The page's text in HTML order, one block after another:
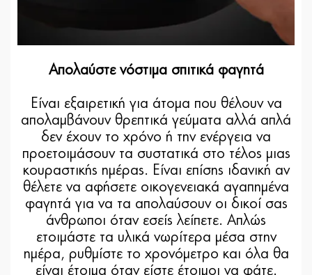
Απολαύστε νόστιμα σπιτικά φαγητά
Είναι εξαιρετική για άτομα που θέλουν να
απολαμβάνουν θρεπτικά γεύματα αλλά απλά
δεν έχουν το χρόνο ή την ενέργεια να
προετοιμάσουν τα συστατικά στο τέλος μιας
κουραστικής ημέρας. Είναι επίσης ιδανική αν
θέλετε να αφήσετε οικογενειακά αγαπημένα
φαγητά για να τα απολαύσουν οι δικοί σας
άνθρωποι όταν εσείς λείπετε. Απλώς
ετοιμάστε τα υλικά νωρίτερα μέσα στην
ημέρα, ρυθμίστε το χρονόμετρο και όλα θα
είναι έτοιμα όταν είστε έτοιμοι να φάτε.